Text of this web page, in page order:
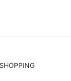
SHOPPING